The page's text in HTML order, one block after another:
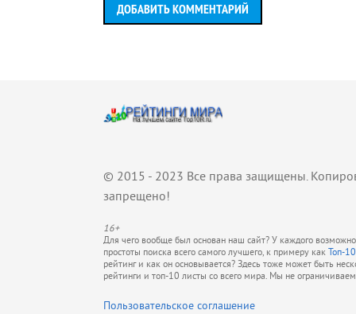
ДОБАВИТЬ КОММЕНТАРИЙ
© 2015 - 2023 Все права защищены.
запрещено!
16+
Для чего вообще был основан наш сайт? У каждого
простоты поиска всего самого лучшего, к примеру как Топ-
рейтинг и как он основывается? Здесь тоже может быть
рейтинги и топ-10 листы со всего мира. Мы не
Пользовательское соглашение